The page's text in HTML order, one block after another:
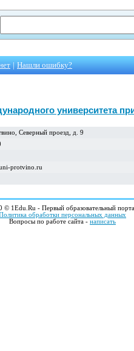
| Нашли ошибку?
университета
Северный проезд, д. 9
protvino.ru
© 1Edu.Ru - Первый образовательный
обработки персональных данных
Вопросы по работе сайта - написать